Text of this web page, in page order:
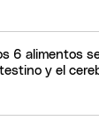
6 alimentos
y el